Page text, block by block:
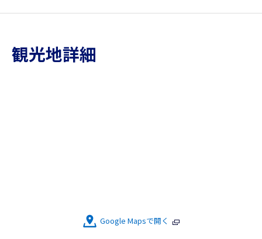
観光地詳細
Google Mapsで開く